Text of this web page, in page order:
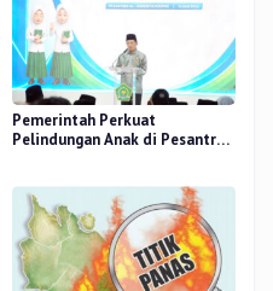
Pemerintah Perkuat
Pelindungan Anak di Pesantren